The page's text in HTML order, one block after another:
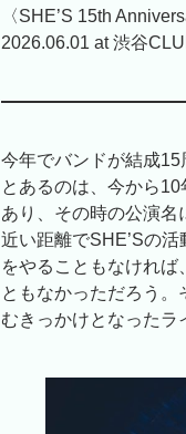
〈SHE’S 15th
2026.06.01 at 渋谷
今年でバンドが結成15
とあるのは、今から
あり、その時の公演
近い距離でSHE’Sの
をやることもなければ
ともなかっただろう。
むきっかけとなったラ